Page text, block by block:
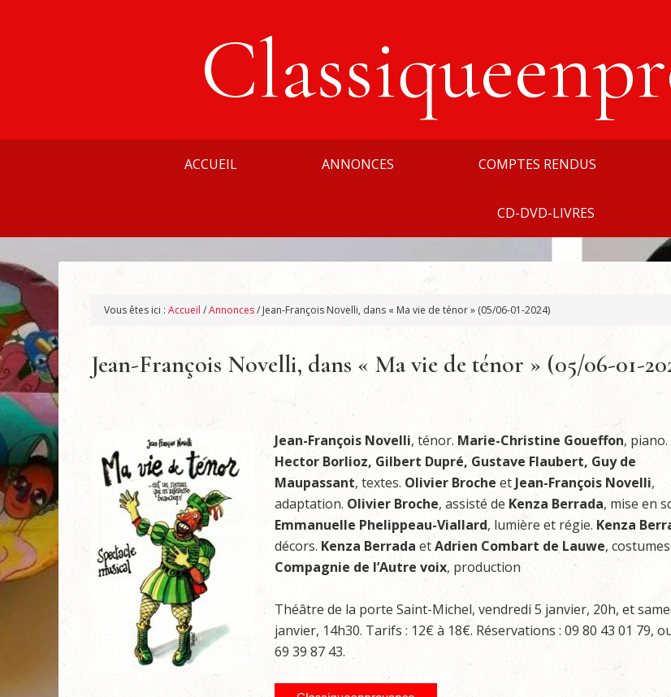
ACCUEIL ANNONCES COMPTES RENDUS
CD-DVD-LIVRES
Vous êtes ici : Accueil /Annonces/ Jean-François Novelli, dans « Ma vie de ténor » (05/06-01-2024)
Jean-François Novelli, dans « Ma vie de ténor » (05/06-01-
Jean-François Novelli, ténor. Marie-Christine Goueffon, piano.
Hector Borlioz, Gilbert Dupré, Gustave Flaubert, Guy de
Maupassant, textes. Olivier Broche et Jean-François Novelli,
adaptation. Olivier Broche, assisté de Kenza Berrada, mise en
Emmanuelle Phelippeau-Viallard, lumière et régie. Kenza
décors. Kenza Berrada etAdrien Combart de Lauwe, costumes.
Compagnie de l’Autre voix, production
Théâtre de la porte Saint-Michel, vendredi 5 janvier, 20h, et
janvier, 14h30. Tarifs : 12€ à 18€. Réservations : 09 80 43 01 79,
69 39 87 43.